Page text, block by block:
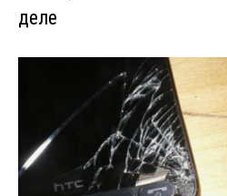
деле